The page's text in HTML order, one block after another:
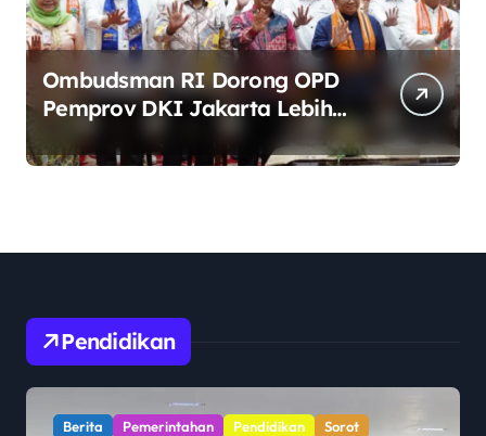
Ombudsman RI Dorong OPD
Pemprov DKI Jakarta Lebih
Responsif Hadapi Keluhan
Publik di Era Digital
Pendidikan
Berita Pemerintahan Pendidikan Sorot